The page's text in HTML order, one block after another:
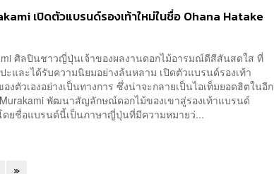
เปิดตัวแบรนด์รองเท้าใหม่ในชื่อ Ohana Hatake
ศิลปินชาวญี่ปุ่นเจ้าของผลงานดอกไม้อารมณ์ดีสีสันสดใส ที่
ะและได้รับความนิยมอย่างล้นหลาม เปิดตัวแบรนด์รองเท้า
งตัวเองอย่างเป็นทางการ ซึ่งน่าจะกลายเป็นไอเท็มยอดฮิตในอีก
พัฒนาสัญลักษณ์ดอกไม้ของเขาสู่รองเท้าแบรนด์
ดยชื่อแบรนด์นี้เป็นภาษาญี่ปุ่นที่มีความหมายว่...
»